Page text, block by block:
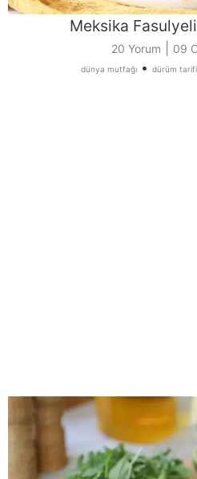
Meksika
20 Yorum 09
dünya mutfağı• dürüm tarifi